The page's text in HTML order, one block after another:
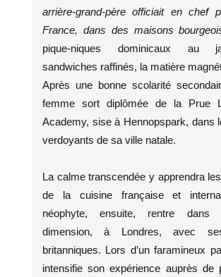
arrière-grand-père officiait en chef
France, dans des maisons
pique-niques dominicaux au
sandwiches raffinés, la matière
Après une bonne scolarité
femme sort diplômée de la Prue
Academy, sise à Hennopspark, dans
verdoyants de sa ville natale.
La calme transcendée y apprendra
de la cuisine française et
néophyte, ensuite, rentre dans
dimension, à Londres, avec
britanniques. Lors d’un faramineux
intensifie son expérience auprès de